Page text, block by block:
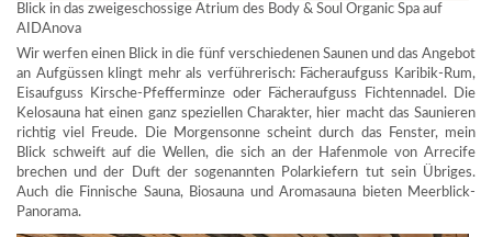
Blick in das zweigeschossige Atrium des Body & Soul Organic Spa auf
AIDAnova
Wir werfen einen Blick in die fünf verschiedenen Saunen und das Angebot
an Aufgüssen klingt mehr als verführerisch: Fächeraufguss Karibik-Rum,
Eisaufguss Kirsche-Pfefferminze oder Fächeraufguss Fichtennadel. Die
Kelosauna hat einen ganz speziellen Charakter, hier macht das Saunieren
richtig viel Freude. Die Morgensonne scheint durch das Fenster, mein
Blick schweift auf die Wellen, die sich an der Hafenmole von Arrecife
brechen und der Duft der sogenannten Polarkiefern tut sein Übriges.
Auch die Finnische Sauna, Biosauna und Aromasauna bieten Meerblick-
Panorama.